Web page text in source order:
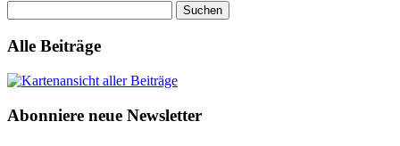
nach:
Alle Beiträge
Abonniere neue Newsletter